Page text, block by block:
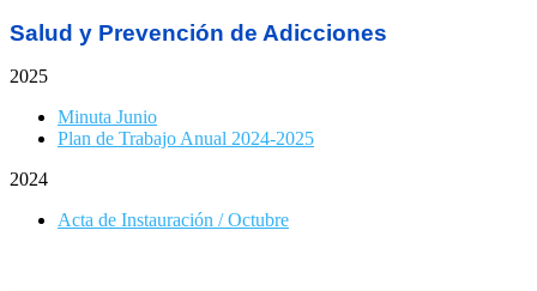
Salud y Prevención de Adicciones
2025
Minuta Junio
Plan de Trabajo Anual 2024-2025
2024
Acta de Instauración / Octubre